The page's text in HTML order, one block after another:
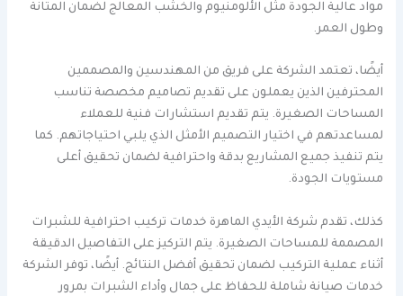
مواد عالية الجودة مثل الألومنيوم والخشب المعالج لضمان المتانة
وطول العمر.
أيضًا، تعتمد الشركة على فريق من المهندسين والمصممين
المحترفين الذين يعملون على تقديم تصاميم مخصصة تناسب
المساحات الصغيرة. يتم تقديم استشارات فنية للعملاء
لمساعدتهم في اختيار التصميم الأمثل الذي يلبي احتياجاتهم. كما
يتم تنفيذ جميع المشاريع بدقة واحترافية لضمان تحقيق أعلى
مستويات الجودة.
كذلك، تقدم شركة الأيدي الماهرة خدمات تركيب احترافية للشبرات
المصممة للمساحات الصغيرة. يتم التركيز على التفاصيل الدقيقة
أثناء عملية التركيب لضمان تحقيق أفضل النتائج. أيضًا، توفر الشركة
خدمات صيانة شاملة للحفاظ على جمال وأداء الشبرات بمرور